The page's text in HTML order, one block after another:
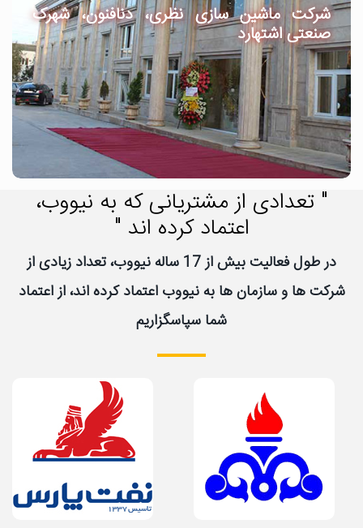
شرکت ماشین سازی نظری، دنافنون، شهرک
صنعتی اشتهارد
" تعدادی از مشتریانی که به نیووب،
اعتماد کرده اند "
در طول فعالیت بیش از 17 ساله نیووب، تعداد زیادی از
شرکت ها و سازمان ها به نیووب اعتماد کرده اند، از اعتماد
شما سپاسگزاریم